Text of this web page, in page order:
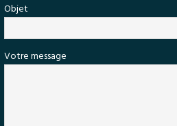
Objet
Votre message